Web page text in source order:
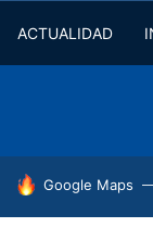
ACTUALIDAD
HOY SE HABLA
Google Maps